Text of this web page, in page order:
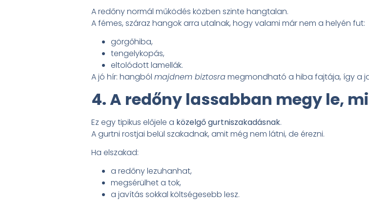
A redőny normál működés közben szinte hangtalan.
A fémes, száraz hangok arra utalnak, hogy valami már nem a helyén fut:
görgőhiba,
tengelykopás,
eltolódott lamellák.
A jó hír: hangból majdnem biztosramegmondható a hiba fajtája, így a
4. A redőny lassabban megy le,
Ez egy tipikus előjele a közelgő gurtniszakadásnak.
A gurtni rostjai belül szakadnak, amit még nem látni, de érezni.
Ha elszakad:
a redőny lezuhanhat,
megsérülhet a tok,
a javítás sokkal költségesebb lesz.